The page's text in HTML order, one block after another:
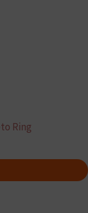
Ring